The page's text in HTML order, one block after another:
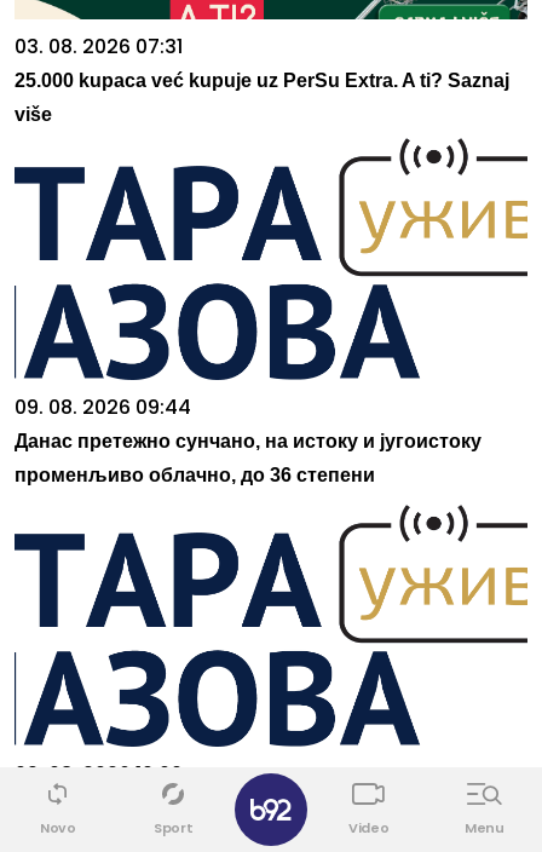
03. 08. 2026 07:31
25.000 kupaca već kupuje uz PerSu Extra. A ti? Saznaj
više
09. 08. 2026 09:44
Данас претежно сунчано, на истоку и југоистоку
променљиво облачно, до 36 степени
09. 08. 2026 10:00
Спајање 3 велика града: Гради се ауто-пут
"Војвођанско П", од Београда до Зрењанина
Novo Sport Video Menu
✕